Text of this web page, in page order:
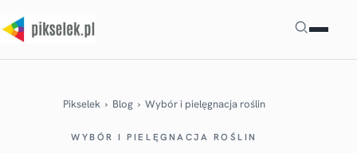
Szukaj
Pikselek › Blog ›Wybór i pielęgnacja roślin
WYBÓR I PIELĘGNACJA ROŚLIN